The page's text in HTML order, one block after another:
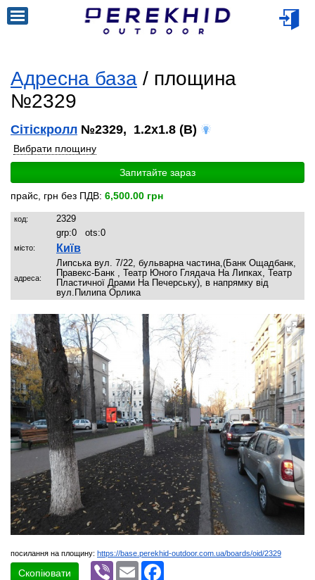
Адресна база / площина
№2329
Сітіскролл №2329, 1.2x1.8 (B)
Вибрати площину
Запитайте зараз
прайс, грн без ПДВ: 6,500.00 грн
код:
2329
grp:0 ots:0
місто: Київ
адреса:
Липська вул. 7/22, бульварна частина,(Банк Ощадбанк,
Правекс-Банк , Театр Юного Глядача На Липках, Театр
Пластичної Драми На Печерську), в напрямку від
вул.Пилипа Орлика
посилання на площину: https://base.perekhid-outdoor.com.ua/boards/oid/2329
Скопіювати
Viber Email